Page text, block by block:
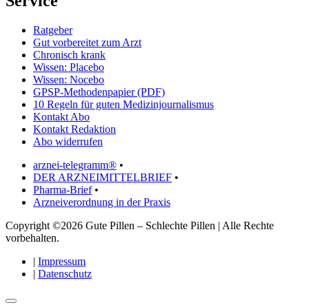
Ratgeber
Gut vorbereitet zum Arzt
Chronisch krank
Wissen: Placebo
Wissen: Nocebo
GPSP-Methodenpapier (PDF)
10 Regeln für guten Medizinjournalismus
Kontakt Abo
Kontakt Redaktion
Abo widerrufen
arznei-telegramm® •
DER ARZNEIMITTELBRIEF •
Pharma-Brief•
Arzneiverordnung in der Praxis
Copyright ©2026 Gute Pillen – Schlechte Pillen | Alle Rechte
vorbehalten.
| Impressum
| Datenschutz